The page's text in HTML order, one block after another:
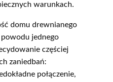
warunkach.
domu drewnianego
jednego
częściej
zaniedbań:
połączenie,